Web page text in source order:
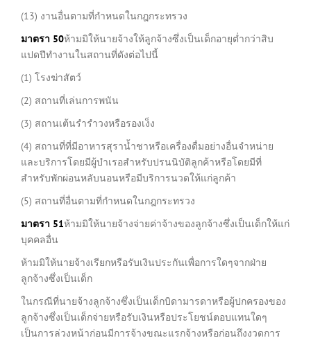
(13) งานอื่นตามที่กำหนดในกฎกระทรวง
มาตรา 50ห้ามมิให้นายจ้างให้ลูกจ้างซึ่งเป็นเด็กอายุต่ำกว่าสิบ
แปดปีทำงานในสถานที่ดังต่อไปนี้
(1) โรงฆ่าสัตว์
(2) สถานที่เล่นการพนัน
(3) สถานเต้นรำรำวงหรือรองเง็ง
(4) สถานที่ที่มีอาหารสุราน้ำชาหรือเครื่องดื่มอย่างอื่นจำหน่าย
และบริการโดยมีผู้บำเรอสำหรับปรนนิบัติลูกค้าหรือโดยมีที่
สำหรับพักผ่อนหลับนอนหรือมีบริการนวดให้แก่ลูกค้า
(5) สถานที่อื่นตามที่กำหนดในกฎกระทรวง
มาตรา 51ห้ามมิให้นายจ้างจ่ายค่าจ้างของลูกจ้างซึ่งเป็นเด็กให้แก่
บุคคลอื่น
ห้ามมิให้นายจ้างเรียกหรือรับเงินประกันเพื่อการใดๆจากฝ่าย
ลูกจ้างซึ่งเป็นเด็ก
ในกรณีที่นายจ้างลูกจ้างซึ่งเป็นเด็กบิดามารดาหรือผู้ปกครองของ
ลูกจ้างซึ่งเป็นเด็กจ่ายหรือรับเงินหรือประโยชน์ตอบแทนใดๆ
เป็นการล่วงหน้าก่อนมีการจ้างขณะแรกจ้างหรือก่อนถึงงวดการ